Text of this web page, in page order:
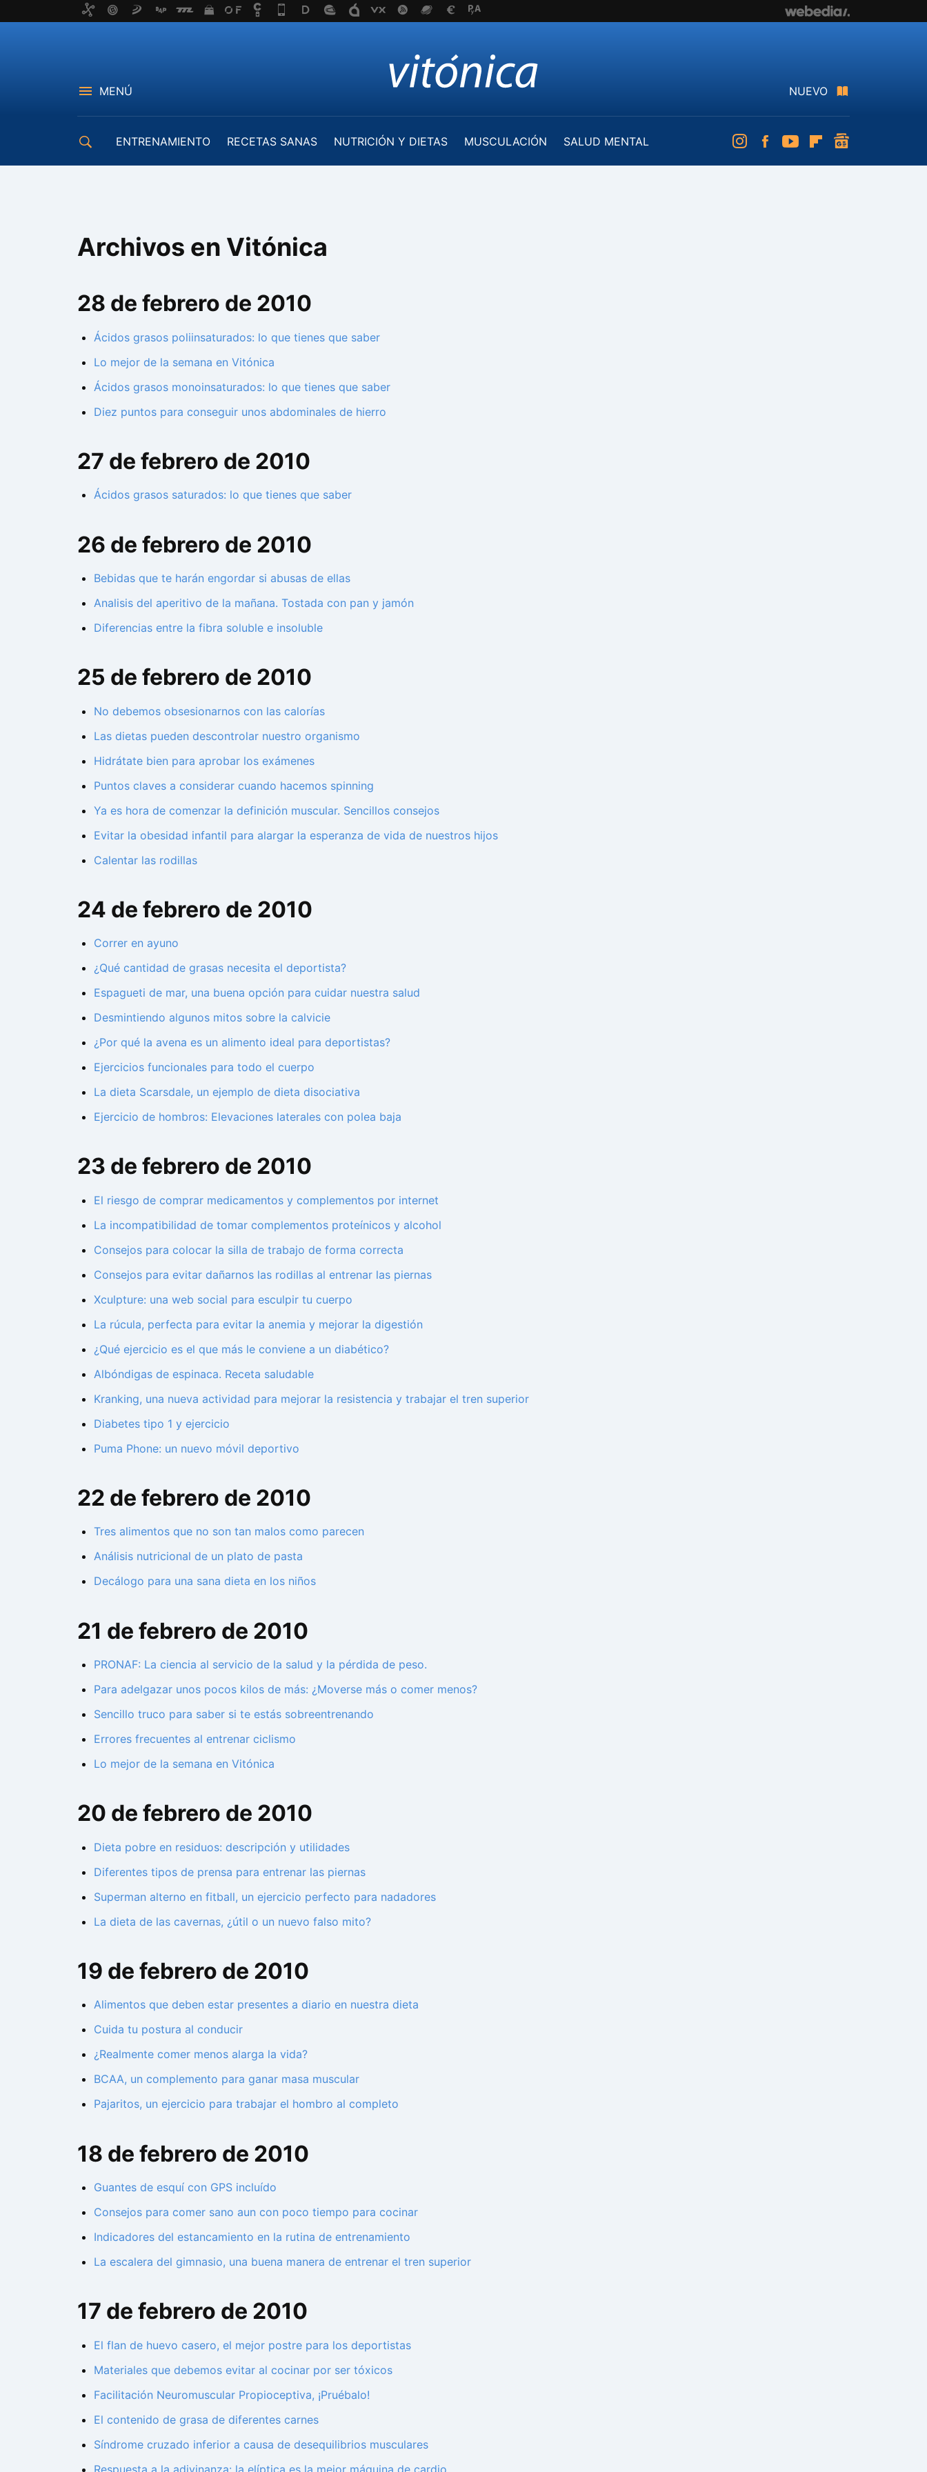
MENÚ NUEVO
ENTRENAMIENTO RECETAS SANAS NUTRICIÓN Y DIETAS MUSCULACIÓN
SALUD MENTAL
InstagramFacebookYoutubeFlipboard
Archivos en Vitónica
28 de febrero de 2010
Ácidos grasos poliinsaturados: lo que tienes que saber
Lo mejor de la semana en Vitónica
Ácidos grasos monoinsaturados: lo que tienes que saber
Diez puntos para conseguir unos abdominales de hierro
27 de febrero de 2010
Ácidos grasos saturados: lo que tienes que saber
26 de febrero de 2010
Bebidas que te harán engordar si abusas de ellas
Analisis del aperitivo de la mañana. Tostada con pan y jamón
Diferencias entre la fibra soluble e insoluble
25 de febrero de 2010
No debemos obsesionarnos con las calorías
Las dietas pueden descontrolar nuestro organismo
Hidrátate bien para aprobar los exámenes
Puntos claves a considerar cuando hacemos spinning
Ya es hora de comenzar la definición muscular. Sencillos consejos
Evitar la obesidad infantil para alargar la esperanza de vida de nuestros hijos
Calentar las rodillas
24 de febrero de 2010
Correr en ayuno
¿Qué cantidad de grasas necesita el deportista?
Espagueti de mar, una buena opción para cuidar nuestra salud
Desmintiendo algunos mitos sobre la calvicie
¿Por qué la avena es un alimento ideal para deportistas?
Ejercicios funcionales para todo el cuerpo
La dieta Scarsdale, un ejemplo de dieta disociativa
Ejercicio de hombros: Elevaciones laterales con polea baja
23 de febrero de 2010
El riesgo de comprar medicamentos y complementos por internet
La incompatibilidad de tomar complementos proteínicos y alcohol
Consejos para colocar la silla de trabajo de forma correcta
Consejos para evitar dañarnos las rodillas al entrenar las piernas
Xculpture: una web social para esculpir tu cuerpo
La rúcula, perfecta para evitar la anemia y mejorar la digestión
¿Qué ejercicio es el que más le conviene a un diabético?
Albóndigas de espinaca. Receta saludable
Kranking, una nueva actividad para mejorar la resistencia y trabajar el tren superior
Diabetes tipo 1 y ejercicio
Puma Phone: un nuevo móvil deportivo
22 de febrero de 2010
Tres alimentos que no son tan malos como parecen
Análisis nutricional de un plato de pasta
Decálogo para una sana dieta en los niños
21 de febrero de 2010
PRONAF: La ciencia al servicio de la salud y la pérdida de peso.
Para adelgazar unos pocos kilos de más: ¿Moverse más o comer menos?
Sencillo truco para saber si te estás sobreentrenando
Errores frecuentes al entrenar ciclismo
Lo mejor de la semana en Vitónica
20 de febrero de 2010
Dieta pobre en residuos: descripción y utilidades
Diferentes tipos de prensa para entrenar las piernas
Superman alterno en fitball, un ejercicio perfecto para nadadores
La dieta de las cavernas, ¿útil o un nuevo falso mito?
19 de febrero de 2010
Alimentos que deben estar presentes a diario en nuestra dieta
Cuida tu postura al conducir
¿Realmente comer menos alarga la vida?
BCAA, un complemento para ganar masa muscular
Pajaritos, un ejercicio para trabajar el hombro al completo
18 de febrero de 2010
Guantes de esquí con GPS incluído
Consejos para comer sano aun con poco tiempo para cocinar
Indicadores del estancamiento en la rutina de entrenamiento
La escalera del gimnasio, una buena manera de entrenar el tren superior
17 de febrero de 2010
El flan de huevo casero, el mejor postre para los deportistas
Materiales que debemos evitar al cocinar por ser tóxicos
Facilitación Neuromuscular Propioceptiva, ¡Pruébalo!
El contenido de grasa de diferentes carnes
Síndrome cruzado inferior a causa de desequilibrios musculares
Respuesta a la adivinanza: la elíptica es la mejor máquina de cardio